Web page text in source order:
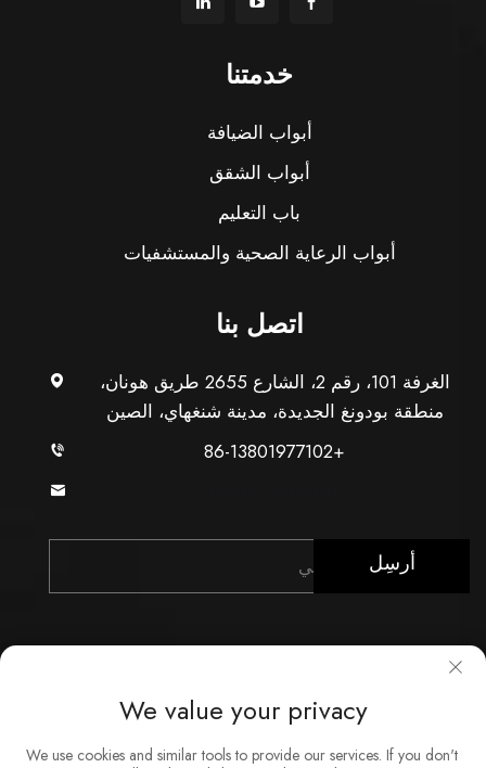
خدمتنا
أبواب الضيافة
أبواب الشقق
باب التعليم
أبواب الرعاية الصحية والمستشفيات
اتصل بنا
الغرفة 101، رقم 2، الشارع 2655 طريق هونان،
منطقة بودونغ الجديدة، مدينة شنغهاي، الصين
+86-13801977102
أرسِل
حقوق النشر © شركة شنغهاي Xunzhong للصناعة المحدودة.
We value your privacy
We use cookies and similar tools to provide our services. If you don't